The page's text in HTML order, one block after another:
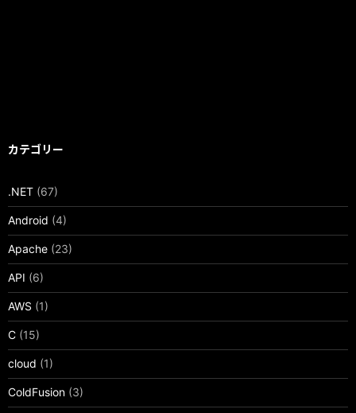
カテゴリー
.NET (67)
Android (4)
Apache (23)
API (6)
AWS (1)
C (15)
cloud (1)
ColdFusion (3)